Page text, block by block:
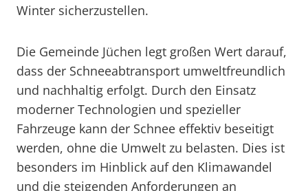
Winter sicherzustellen.
Die Gemeinde Jüchen legt großen Wert darauf,
dass der Schneeabtransport umweltfreundlich
und nachhaltig erfolgt. Durch den Einsatz
moderner Technologien und spezieller
Fahrzeuge kann der Schnee effektiv beseitigt
werden, ohne die Umwelt zu belasten. Dies ist
besonders im Hinblick auf den Klimawandel
und die steigenden Anforderungen an